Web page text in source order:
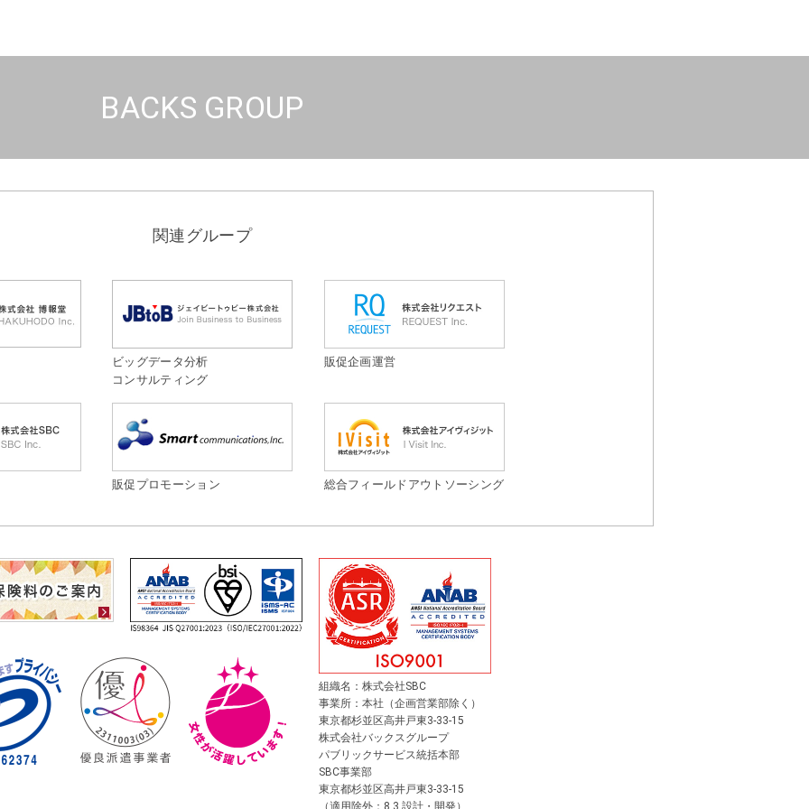
BACKS GROUP
関連グループ
ビッグデータ分析
コンサルティング
販促企画運営
販促プロモーション 総合フィールドアウトソーシング
組織名：株式会社SBC
事業所：本社（企画営業部除く）
東京都杉並区高井戸東3-33-15
株式会社バックスグループ
パブリックサービス統括本部
SBC事業部
東京都杉並区高井戸東3-33-15
（適用除外：8.3 設計・開発）